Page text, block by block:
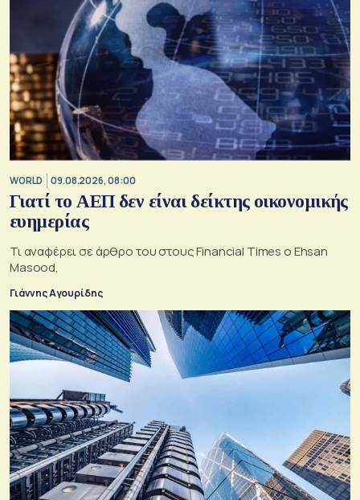
WORLD 09.08.2026, 08:00
Γιατί το ΑΕΠ δεν είναι δείκτης οικονομικής
ευημερίας
Τι αναφέρει σε άρθρο του στους Financial Times ο Ehsan
Masood,
Γιάννης Αγουρίδης